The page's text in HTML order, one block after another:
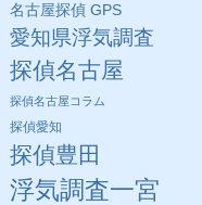
名古屋探偵 GPS
愛知県浮気調査
探偵名古屋
探偵名古屋コラム
探偵愛知
探偵豊田
浮気調査一宮